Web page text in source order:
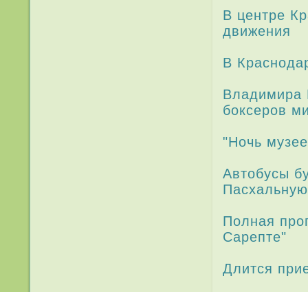
В центре
движения
В
Владимира
боксеров
"Ночь
Автобусы
Полная
Сарепте"
Длится